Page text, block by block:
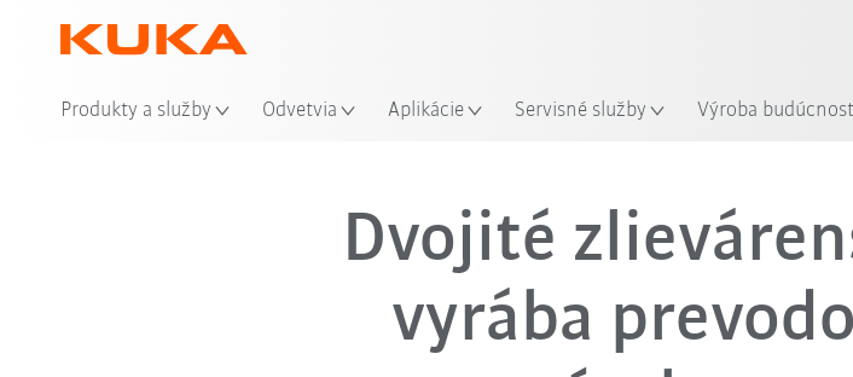
Produkty a služby Odvetvia Aplikácie Servisné služby Výroba
Dvojité
vyrába